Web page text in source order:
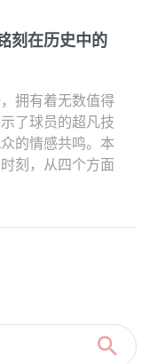
刻在历史中的
拥有着无数值得
了球员的超凡技
的情感共鸣。本
刻，从四个方面